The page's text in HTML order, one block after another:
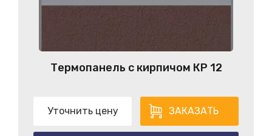
Термопанель с кирпичом КP 12
Уточнить цену ЗАКАЗАТЬ